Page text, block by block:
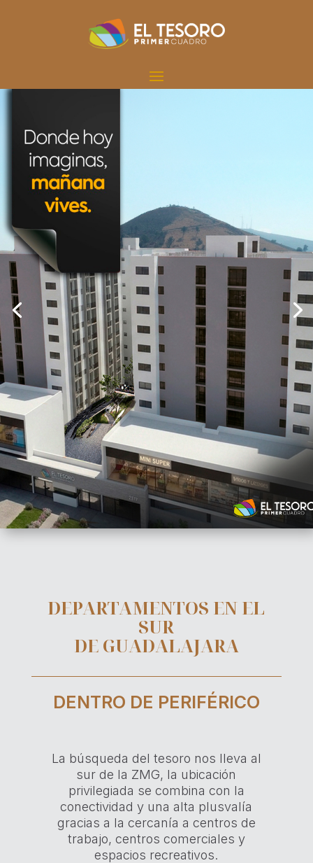
DEPARTAMENTOS EN EL
SUR
DE GUADALAJARA
DENTRO DE PERIFÉRICO
La búsqueda del tesoro nos lleva al
sur de la ZMG, la ubicación
privilegiada se combina con la
conectividad y una alta plusvalía
gracias a la cercanía a centros de
trabajo, centros comerciales y
espacios recreativos.